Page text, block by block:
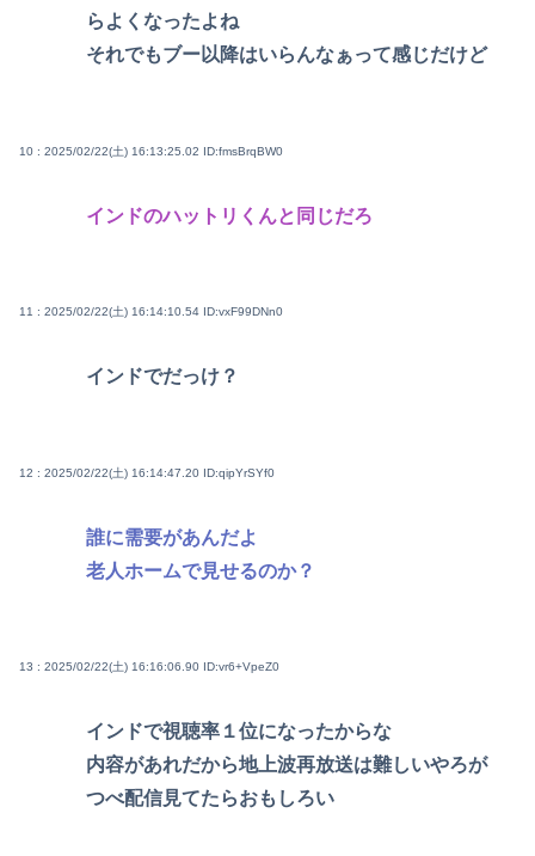
らよくなったよね
それでもブー以降はいらんなぁって感じだけど
10 : 2025/02/22(土) 16:13:25.02 ID:fmsBrqBW0
インドのハットリくんと同じだろ
11 : 2025/02/22(土) 16:14:10.54 ID:vxF99DNn0
インドでだっけ？
12 : 2025/02/22(土) 16:14:47.20 ID:qipYrSYf0
誰に需要があんだよ
老人ホームで見せるのか？
13 : 2025/02/22(土) 16:16:06.90 ID:vr6+VpeZ0
インドで視聴率１位になったからな
内容があれだから地上波再放送は難しいやろが
つべ配信見てたらおもしろい